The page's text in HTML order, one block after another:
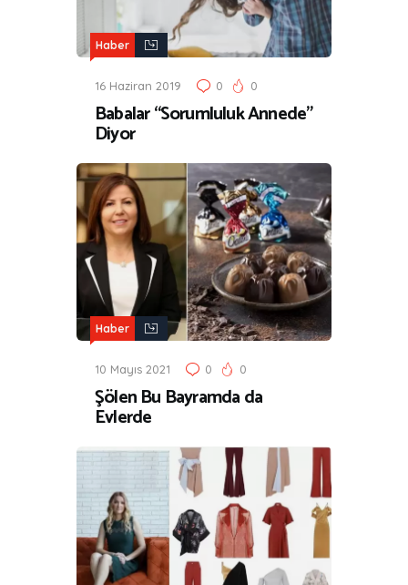
Haber
16 Haziran 2019 0 0
Babalar “Sorumluluk Annede”
Diyor
Haber
10 Mayıs 2021 0 0
Şölen Bu Bayramda da
Evlerde